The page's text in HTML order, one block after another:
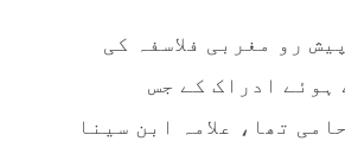
رو مغربی فلاسفہ کی
ہوئے ادراک کے جس
تھا، علامہ ابن سینا